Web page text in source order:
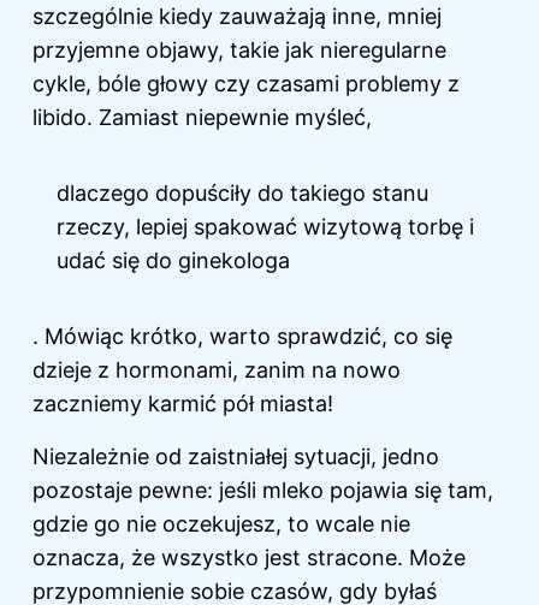
szczególnie kiedy zauważają inne, mniej
przyjemne objawy, takie jak nieregularne
cykle, bóle głowy czy czasami problemy z
libido. Zamiast niepewnie myśleć,
dlaczego dopuściły do takiego stanu
rzeczy, lepiej spakować wizytową torbę i
udać się do ginekologa
. Mówiąc krótko, warto sprawdzić, co się
dzieje z hormonami, zanim na nowo
zaczniemy karmić pół miasta!
Niezależnie od zaistniałej sytuacji, jedno
pozostaje pewne: jeśli mleko pojawia się tam,
gdzie go nie oczekujesz, to wcale nie
oznacza, że wszystko jest stracone. Może
przypomnienie sobie czasów, gdy byłaś